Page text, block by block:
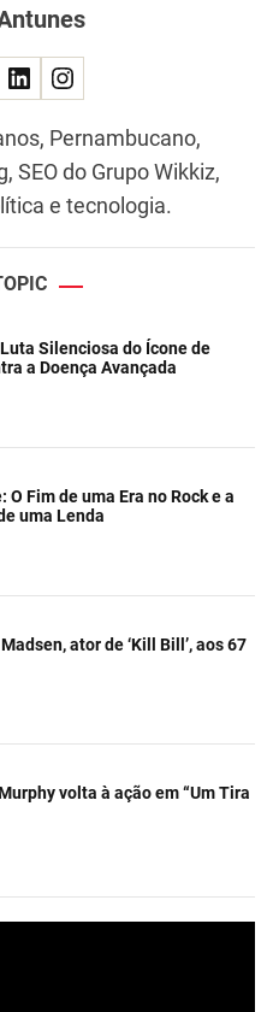
Pernambucano,
SEO do Grupo Wikkiz,
e tecnologia.
Silenciosa do Ícone de
a Doença Avançada
O Fim de uma Era no Rock e a
uma Lenda
ator de ‘Kill Bill’, aos 67
volta à ação em “Um Tira